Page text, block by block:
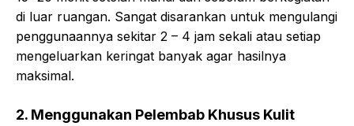
di luar ruangan. Sangat disarankan untuk mengulangi
penggunaannya sekitar 2 – 4 jam sekali atau setiap
mengeluarkan keringat banyak agar hasilnya
maksimal.
2. Menggunakan Pelembab Khusus Kulit